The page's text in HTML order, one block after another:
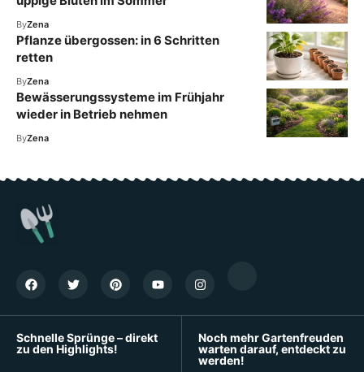
ByZena
Pflanze übergossen: in 6 Schritten
retten
ByZena
Bewässerungssysteme im Frühjahr
wieder in Betrieb nehmen
ByZena
Schnelle Sprünge – direkt
zu den Highlights!
Noch mehr Gartenfreuden
warten darauf, entdeckt zu
werden!